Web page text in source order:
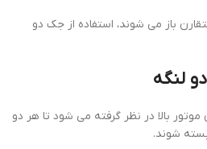
باز می شوند، استفاده از جک دو
لنگه
بالا در نظر گرفته می شود تا هر دو
شوند.